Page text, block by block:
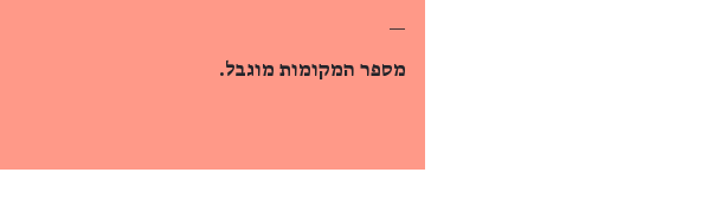
—
מספר המקומות מוגבל.